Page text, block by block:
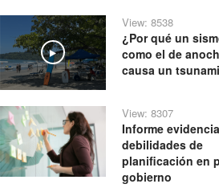
Play
View: 8538
¿Por qué un
como el de
causa un
View: 8307
Informe
debilidades de
planificación en
gobierno